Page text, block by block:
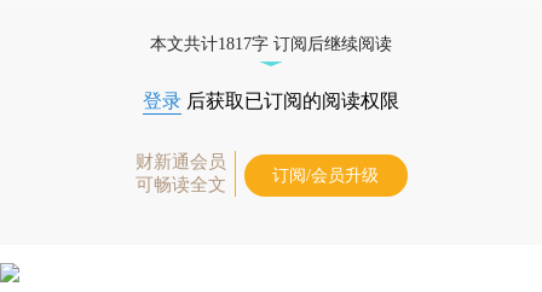
本文共计1817字 订阅后继续阅读
登录 后获取已订阅的阅读权限
财新通会员
可畅读全文
订阅/会员升级